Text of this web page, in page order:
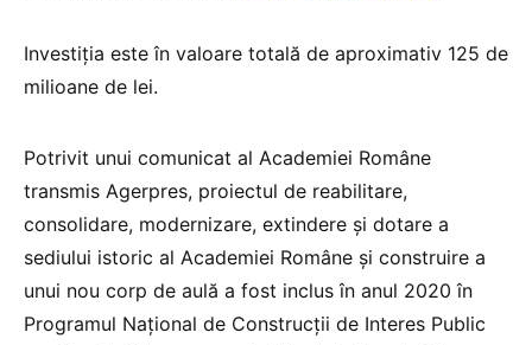
Investiţia este în valoare totală de aproximativ 125 de
milioane de lei.
Potrivit unui comunicat al Academiei Române
transmis Agerpres, proiectul de reabilitare,
consolidare, modernizare, extindere şi dotare a
sediului istoric al Academiei Române şi construire a
unui nou corp de aulă a fost inclus în anul 2020 în
Programul Naţional de Construcţii de Interes Public